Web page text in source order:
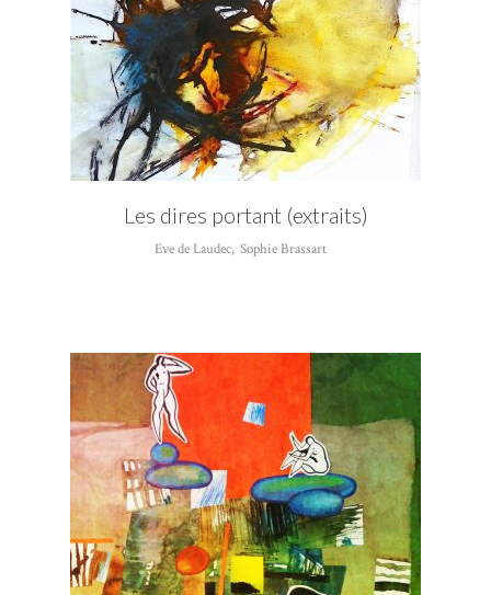
Les dires portant (extraits)
Eve de Laudec, Sophie Brassart